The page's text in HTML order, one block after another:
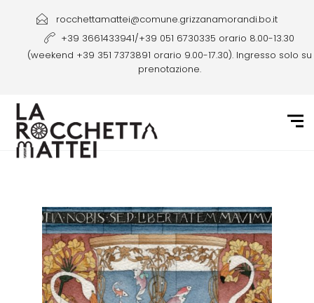
rocchettamattei@comune.grizzanamorandi.bo.it
+39 3661433941/+39 051 6730335 orario 8.00-13.30
(weekend +39 351 7373891 orario 9.00-17.30). Ingresso solo su
prenotazione.